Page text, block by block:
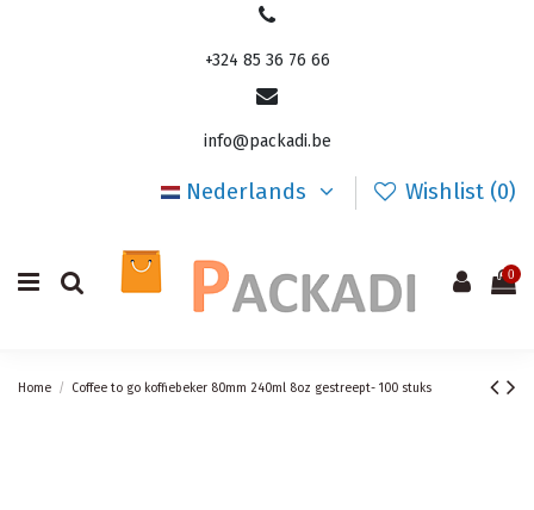
+324 85 36 76 66
info@packadi.be
Nederlands Wishlist (0)
0
Home Coffee to go koffiebeker 80mm 240ml 8oz gestreept- 100 stuks